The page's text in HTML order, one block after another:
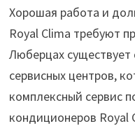
Хорошая работа и
Royal Clima требуют
Люберцах существует
сервисных центров,
комплексный сервис
кондиционеров Royal